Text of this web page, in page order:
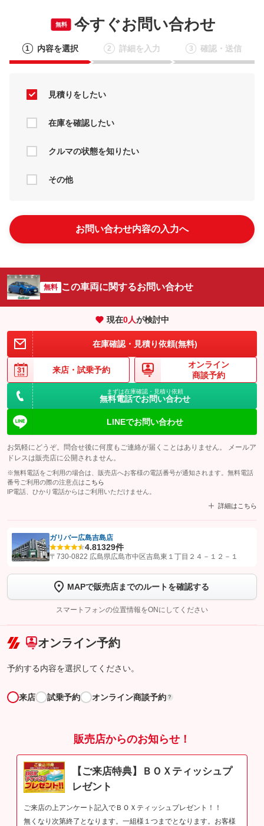
無料 今すぐお問い合わせ
1 内容を選択 2 詳細を入力 3 確認・送信
見積りをしたい
在庫を確認したい
クルマの状態を知りたい
その他
お問い合わせ内容の入力へ
無料 この車両に関するお問い合わせ
現在0人が検討中
在庫確認・見積り依頼(無料)
来店・ 試乗予約
オンライン
商談予約
まずは在庫確認・見積り依頼
無料電話でお問い合わせ
LINEでお問い合わせ
お気軽にどうぞ。問合せ後に何度もご連絡が届くことはありません。 メールア
ドレスは販売店に公開されません。
※無料電話をご利用の場合は、販売店へお客様の電話番号が通知されます。無料電話
番号ご利用の際の注意点は こちら
IP電話、ひかり電話からはご利用いただけません。
詳細はこちら
【STEP1】認証画面でグーネットを友だち追加してから「許可する」ボタンを押
トーク画面で
ボタンをタップして問い合わせを
完了してください。
こちら
ガリバー広島吉島店
4.81329件
〒730-0822 広島県広島市中区吉島東１丁目２４－１２－１
MAPで販売店までのルートを確認する
スマートフォンの位置情報をONにしてください
オンライン予約
予約する内容を選択してください。
来店 試乗予約 オンライン商談予約 ?
販売店からのお知らせ！
【ご来店特典】ＢＯＸティッシュプ
レゼント
ご来店の上アンケート記入でＢＯＸティッシュプレゼント！！
無くなり次第終了となります。一組様１つまでとなります。お客様